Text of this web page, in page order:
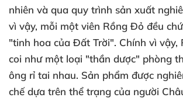
nhiên và qua quy trình sản xuất
vì vậy, mỗi một viên Rồng Đỏ đều
"tinh hoa của Đất Trời". Chính vì vậy,
coi như một loại "thần dược" phòng
ông rỉ tai nhau. Sản phẩm được
chế dựa trên thể trạng của người